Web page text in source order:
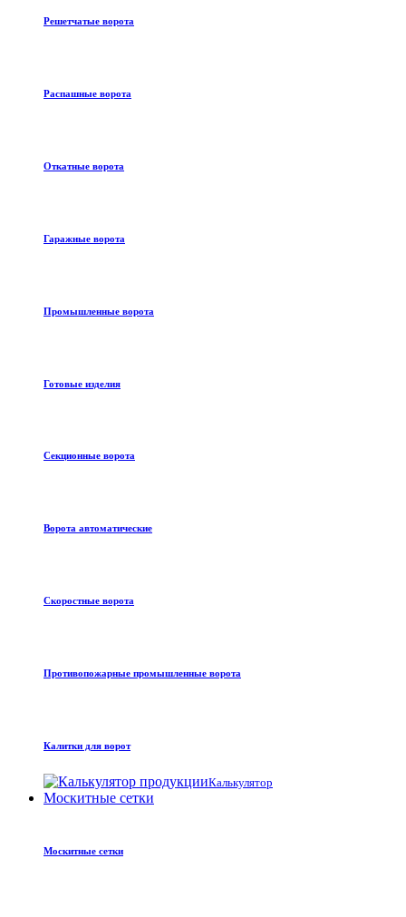
Решетчатые ворота
Распашные ворота
Откатные ворота
Гаражные ворота
Промышленные ворота
Готовые изделия
Секционные ворота
Ворота автоматические
Скоростные ворота
Противопожарные промышленные ворота
Калитки для ворот
Калькулятор
Москитные сетки
Москитные сетки